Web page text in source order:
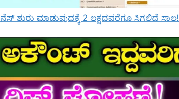
ಶುರು ಮಾಡುವುದಕ್ಕೆ 2 ಲಕ್ಷದವರೆಗೂ ಸಿಗಲಿದೆ ಸಾಲ!